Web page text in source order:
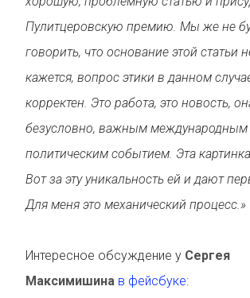
Пулитцеровскую премию. Мы же не
говорить, что основание этой статьи
кажется, вопрос этики в данном
корректен. Это работа, это новость,
безусловно, важным международным
политическим событием. Эта
Вот за эту уникальность ей и дают
Для меня это механический процесс.»
Интересное обсуждение у Сергея
Максимишина в фейсбуке: